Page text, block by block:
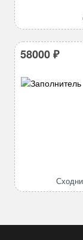
58000₽